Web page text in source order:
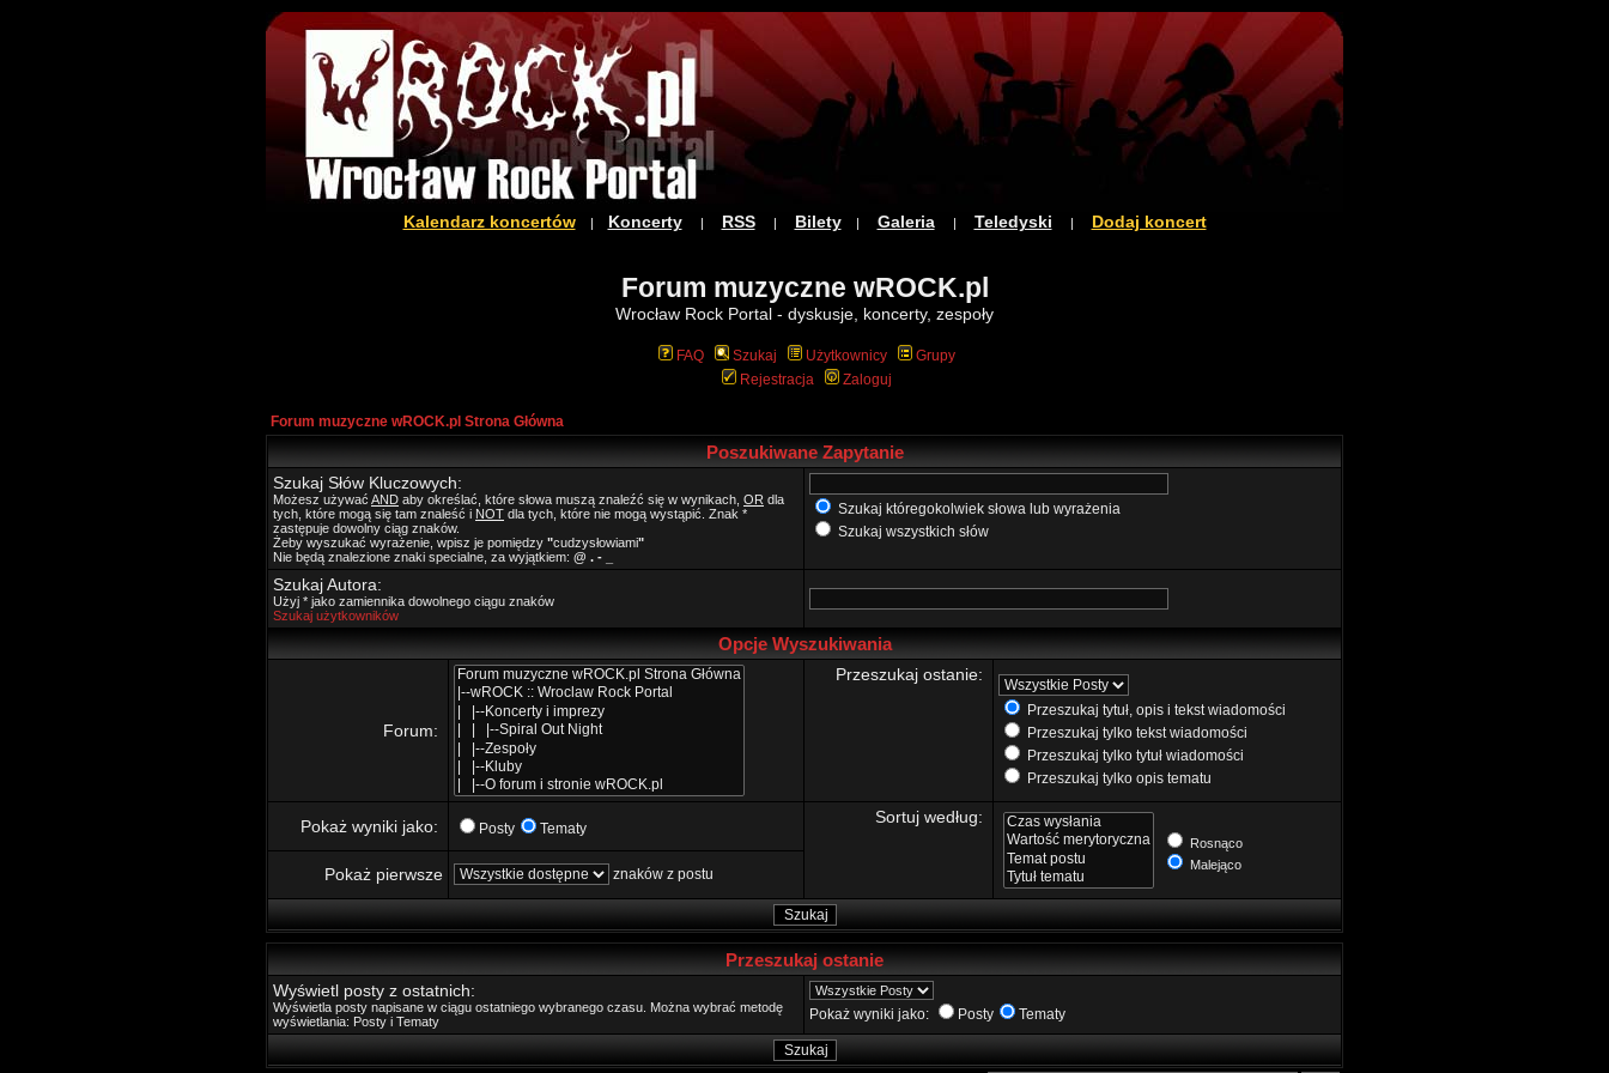
Kalendarz koncertów| Koncerty| RSS| Bilety| Galeria| Teledyski | Dodaj koncert
Forum muzyczne wROCK.pl
Wrocław Rock Portal - dyskusje, koncerty, zespoły
FAQ Szukaj Użytkownicy
Grupy
Rejestracja
Zaloguj
Forum muzyczne wROCK.pl Strona Główna
Poszukiwane Zapytanie
Szukaj Słów Kluczowych:
Możesz używać AND aby określać, które słowa muszą znaleźć się w wynikach, OR dla
tych, które mogą się tam znaleść i NOT dla tych, które nie mogą wystąpić. Znak *
zastępuje dowolny ciąg znaków.
Żeby wyszukać wyrażenie, wpisz je pomiędzy "cudzysłowiami"
Nie będą znalezione znaki specialne, za wyjątkiem: @ . - _
Szukaj któregokolwiek słowa lub wyrażenia
Szukaj wszystkich słów
Szukaj Autora:
Użyj * jako zamiennika dowolnego ciągu znaków
Szukaj użytkowników
Opcje Wyszukiwania
Forum:
Przeszukaj ostanie:
Przeszukaj tytuł, opis i tekst wiadomości
Przeszukaj tylko tekst wiadomości
Przeszukaj tylko tytuł wiadomości
Przeszukaj tylko opis tematu
Pokaż wyniki jako: Posty Tematy
Sortuj według:
Rosnąco
Malejąco
Pokaż pierwsze znaków z postu
Przeszukaj ostanie
Wyświetl posty z ostatnich:
Wyświetla posty napisane w ciągu ostatniego wybranego czasu. Można wybrać metodę
wyświetlania: Posty i Tematy
Pokaż wyniki jako: Posty Tematy